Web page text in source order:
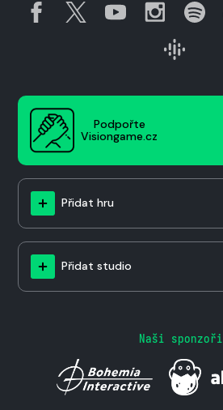
Podpořte
Visiongame.cz
Přidat hru
Přidat studio
Naši sponzoři